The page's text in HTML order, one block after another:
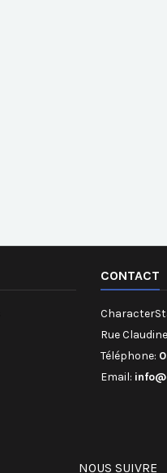
CONTACT
Rue
Téléphone:
Email:
NOUS SUIVRE